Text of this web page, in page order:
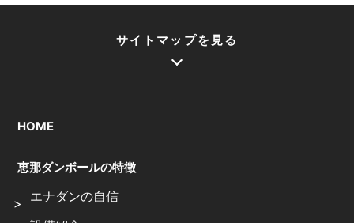
サイトマップを見る
HOME
恵那ダンボールの特徴
エナダンの自信